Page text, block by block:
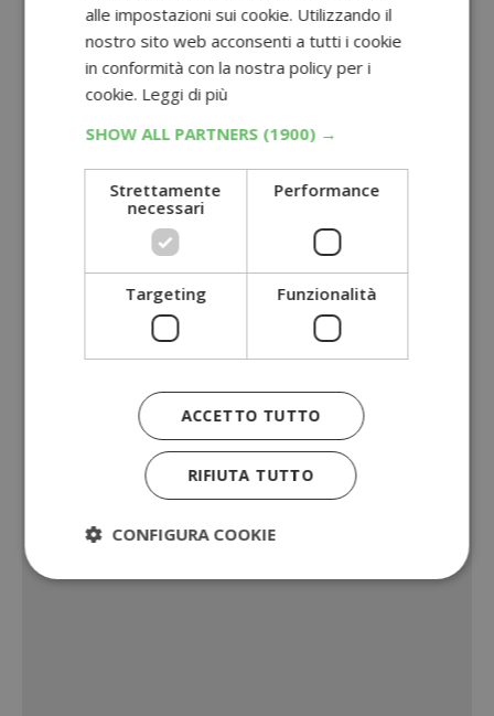
alle impostazioni sui cookie. Utilizzando il
nostro sito web acconsenti a tutti i cookie
in conformità con la nostra policy per i
cookie. Leggi di più
SHOW ALL PARTNERS (1900) →
Strettamente
necessari
Performance
Targeting Funzionalità
ACCETTO TUTTO
RIFIUTA TUTTO
CONFIGURA COOKIE